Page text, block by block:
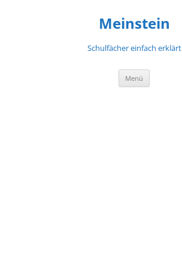
Meinstein
Schulfächer einfach erklärt
Menü